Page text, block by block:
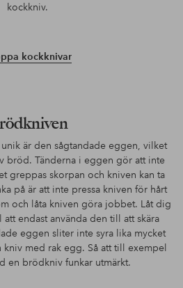
kockkniv.
kockknivar
är den sågtandade eggen, vilket
bröd. Tänderna i eggen gör att inte
greppas skorpan och kniven kan ta
på är att inte pressa kniven för hårt
och låta kniven göra jobbet. Låt dig
endast använda den till att skära
eggen sliter inte syra lika mycket
med rak egg. Så att till exempel
en brödkniv funkar utmärkt.